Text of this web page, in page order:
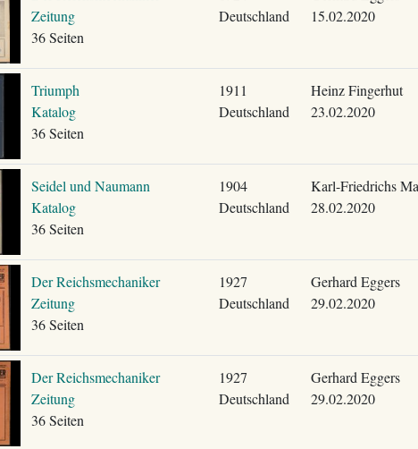
Zeitung
36 Seiten
Deutschland
15.02.2020
Triumph
Katalog
36 Seiten
1911
Deutschland
Heinz Fingerhut
23.02.2020
Seidel und Naumann
Katalog
36 Seiten
1904
Deutschland
Karl-Friedrichs
28.02.2020
Der Reichsmechaniker
Zeitung
36 Seiten
1927
Deutschland
Gerhard Eggers
29.02.2020
Der Reichsmechaniker
Zeitung
36 Seiten
1927
Deutschland
Gerhard Eggers
29.02.2020